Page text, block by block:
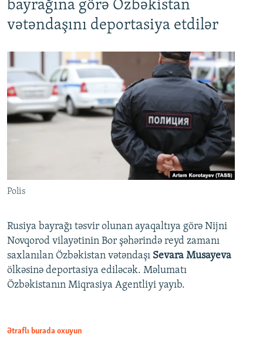
bayrağına görə Özbəkistan
vətəndaşını deportasiya etdilər
Polis
Rusiya bayrağı təsvir olunan ayaqaltıya görə Nijni
Novqorod vilayətinin Bor şəhərində reyd zamanı
saxlanılan Özbəkistan vətəndaşı Sevara Musayeva
ölkəsinə deportasiya ediləcək. Məlumatı
Özbəkistanın Miqrasiya Agentliyi yayıb.
Ətraflı burada oxuyun